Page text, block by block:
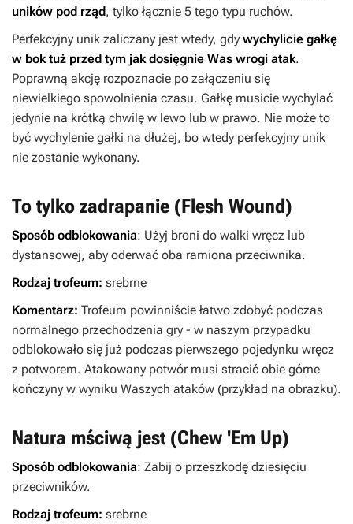
uników pod rząd, tylko łącznie 5 tego typu ruchów.
Perfekcyjny unik zaliczany jest wtedy, gdy wychylicie gałkę
w bok tuż przed tym jak dosięgnie Was wrogi atak.
Poprawną akcję rozpoznacie po załączeniu się
niewielkiego spowolnienia czasu. Gałkę musicie wychylać
jedynie na krótką chwilę w lewo lub w prawo. Nie może to
być wychylenie gałki na dłużej, bo wtedy perfekcyjny unik
nie zostanie wykonany.
To tylko zadrapanie (Flesh Wound)
Sposób odblokowania: Użyj broni do walki wręcz lub
dystansowej, aby oderwać oba ramiona przeciwnika.
Rodzaj trofeum: srebrne
Komentarz: Trofeum powinniście łatwo zdobyć podczas
normalnego przechodzenia gry - w naszym przypadku
odblokowało się już podczas pierwszego pojedynku wręcz
z potworem. Atakowany potwór musi stracić obie górne
kończyny w wyniku Waszych ataków (przykład na obrazku).
Natura mściwą jest (Chew 'Em Up)
Sposób odblokowania: Zabij o przeszkodę dziesięciu
przeciwników.
Rodzaj trofeum: srebrne